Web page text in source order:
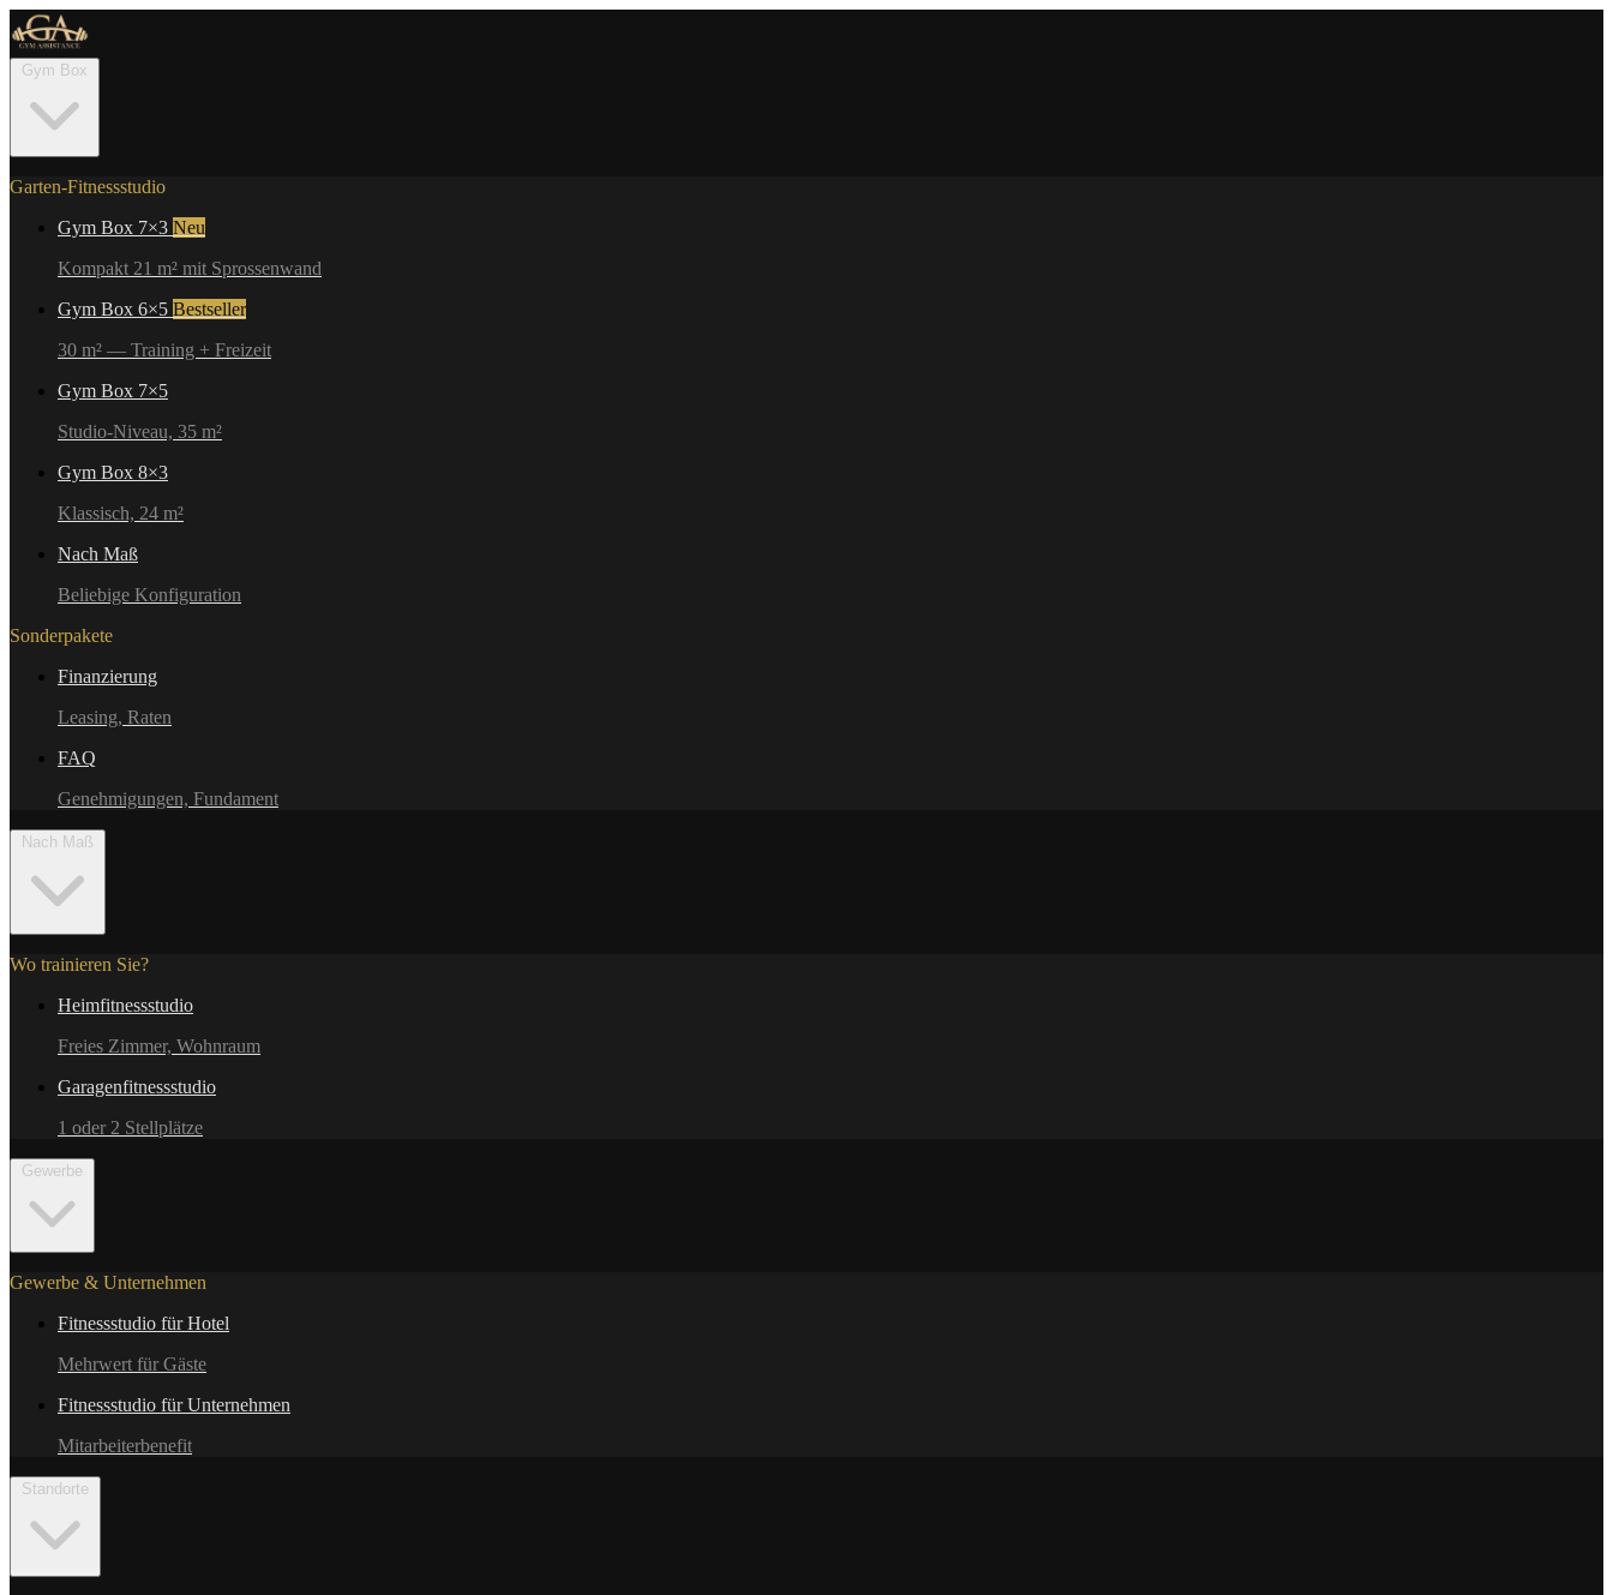
Garten-Fitnessstudio
Gym Box 7×3 Neu
Kompakt 21 m² mit Sprossenwand
Gym Box 6×5 Bestseller
30 m² — Training + Freizeit
Gym Box 7×5
Studio-Niveau, 35 m²
Gym Box 8×3
Klassisch, 24 m²
Nach Maß
Beliebige Konfiguration
Sonderpakete
Finanzierung
Leasing, Raten
FAQ
Genehmigungen, Fundament
Wo trainieren Sie?
Heimfitnessstudio
Freies Zimmer, Wohnraum
Garagenfitnessstudio
1 oder 2 Stellplätze
Gewerbe & Unternehmen
Fitnessstudio für Hotel
Mehrwert für Gäste
Fitnessstudio für Unternehmen
Mitarbeiterbenefit